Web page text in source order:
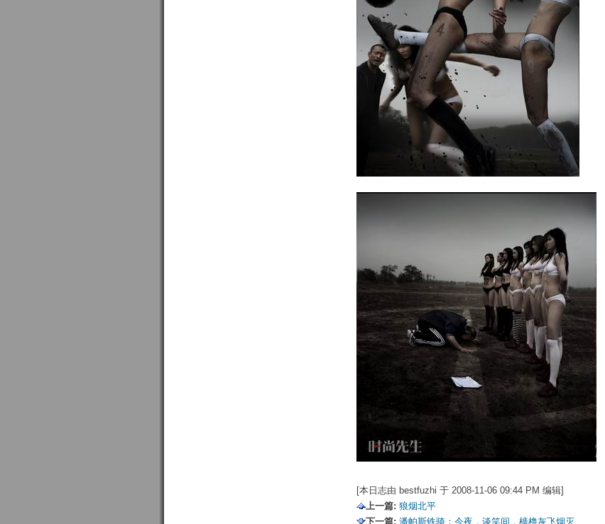
[本日志由 bestfuzhi 于 2008-11-06 09:44 PM 编辑]
上一篇: 狼烟北平
下一篇: 潘帕斯铁骑：今夜，谈笑间，樯橹灰飞烟灭